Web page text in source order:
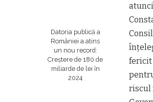
Datoria publică a
României a atins
un nou record:
Creștere de 180 de
miliarde de lei în
2024
fericit
riscul